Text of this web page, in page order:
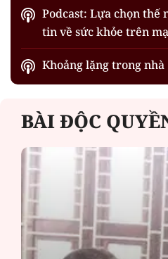
Podcast: Lựa chọn
tin về sức khỏe trên
Khoảng lặng trong nhà
BÀI ĐỘC